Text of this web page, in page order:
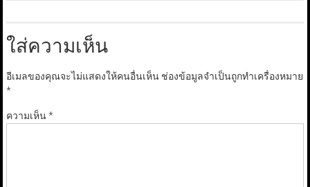
ใส่ความเห็น
อีเมลของคุณจะไม่แสดงให้คนอื่นเห็น ช่องข้อมูลจำเป็นถูกทำเครื่องหมาย
*
ความเห็น*